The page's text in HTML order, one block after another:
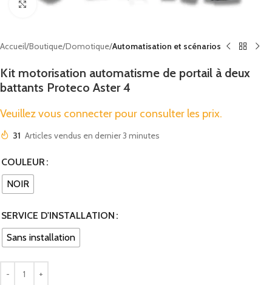
Cliquez pour agrandir
Accueil Boutique Domotique Automatisation et scénarios
Kit motorisation automatisme de portail à deux
battants Proteco Aster 4
Veuillez vous connecter pour consulter les prix.
31 Articles vendus en dernier 3 minutes
COULEUR
NOIR
SERVICE D'INSTALLATION
Sans installation